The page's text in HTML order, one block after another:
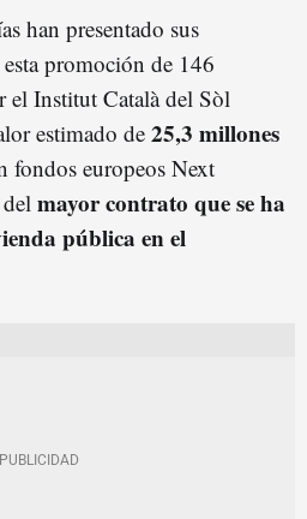
han presentado sus
promoción de 146
el Institut Català del Sòl
estimado de 25,3 millones
fondos europeos Next
mayor contrato que se ha
pública en el